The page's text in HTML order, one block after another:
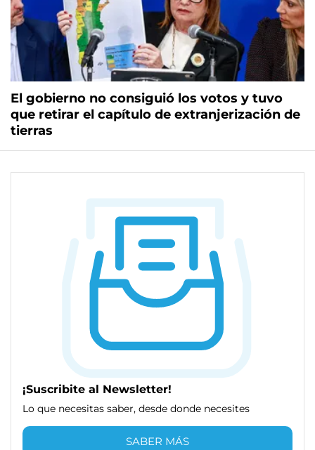
El gobierno no consiguió los votos y tuvo
que retirar el capítulo de extranjerización de
tierras
¡Suscribite al Newsletter!
Lo que necesitas saber, desde donde necesites
SABER MÁS